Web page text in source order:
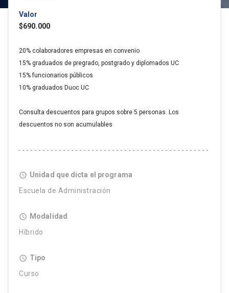
Valor
$690.000
20% colaboradores empresas en convenio
15% graduados de pregrado, postgrado y diplomados UC
15% funcionarios públicos
10% graduados Duoc UC
Consulta descuentos para grupos sobre 5 personas. Los
descuentos no son acumulables
access_time Unidad que dicta el programa
Escuela de Administración
access_time Modalidad
Híbrido
access_time Tipo
Curso